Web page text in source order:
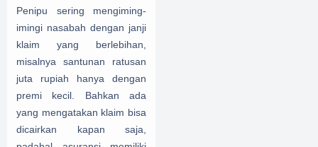
Penipu sering mengiming-
imingi nasabah dengan janji
klaim yang berlebihan,
misalnya santunan ratusan
juta rupiah hanya dengan
premi kecil. Bahkan ada
yang mengatakan klaim bisa
dicairkan kapan saja,